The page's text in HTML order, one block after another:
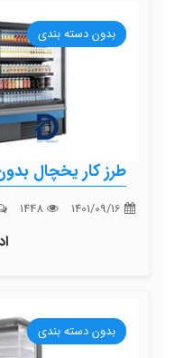
بدون دسته بندی
طرز کار یخچال
بدون دسته بندی